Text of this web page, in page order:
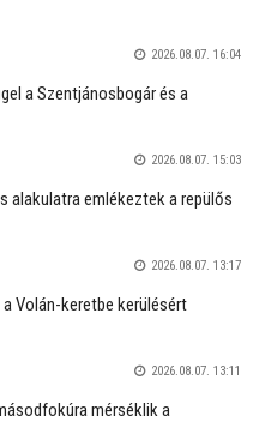
2026.08.07. 16:04
a Szentjánosbogár és a
2026.08.07. 15:03
alakulatra emlékeztek a repülős
2026.08.07. 13:17
Volán-keretbe kerülésért
2026.08.07. 13:11
mérséklik a